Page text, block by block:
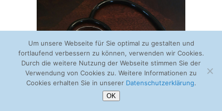
Um unsere Webseite für Sie optimal zu gestalten und
fortlaufend verbessern zu können, verwenden wir Cookies.
Durch die weitere Nutzung der Webseite stimmen Sie der
Verwendung von Cookies zu. Weitere Informationen zu
Cookies erhalten Sie in unserer Datenschutzerklärung.
OK